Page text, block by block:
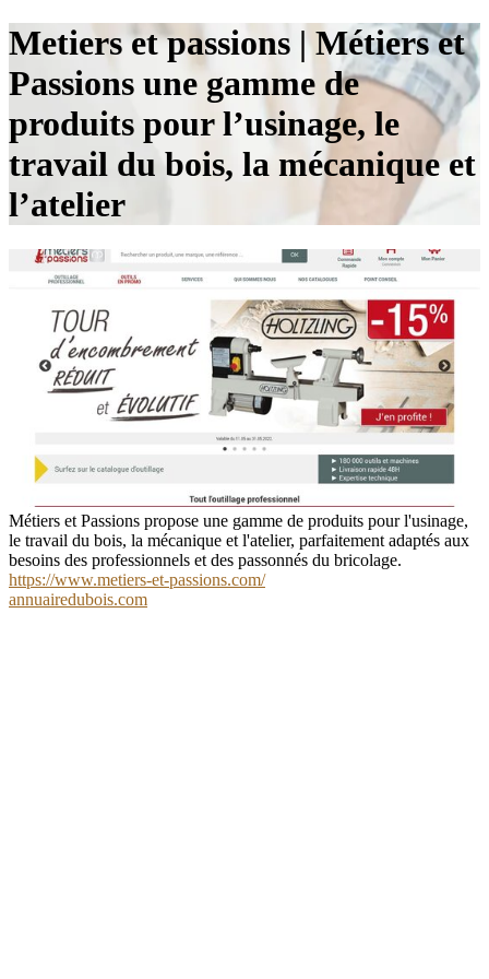
Metiers et passions | Métiers et
Passions une gamme de
produits pour l’usinage, le
travail du bois, la mécanique et
l’atelier
Métiers et Passions propose une gamme de produits pour l'usinage,
le travail du bois, la mécanique et l'atelier, parfaitement adaptés aux
besoins des professionnels et des passonnés du bricolage.
https://www.metiers-et-passions.com/
annuairedubois.com